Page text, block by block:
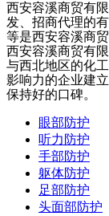
西安容溪商贸有
发、招商代理的
等是西安容溪商
西安容溪商贸有
与西北地区的化
影响力的企业建
保持好的口碑。
眼部防护
听力防护
手部防护
躯体防护
足部防护
头面部防护